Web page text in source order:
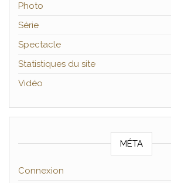
Photo
Série
Spectacle
Statistiques du site
Vidéo
MÉTA
Connexion